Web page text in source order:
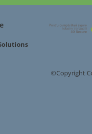
©Copyright